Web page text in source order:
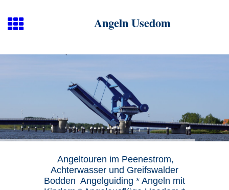
Angeln Usedom
Angeltouren im Peenestrom,
Achterwasser und Greifswalder
Bodden Angelguiding * Angeln mit